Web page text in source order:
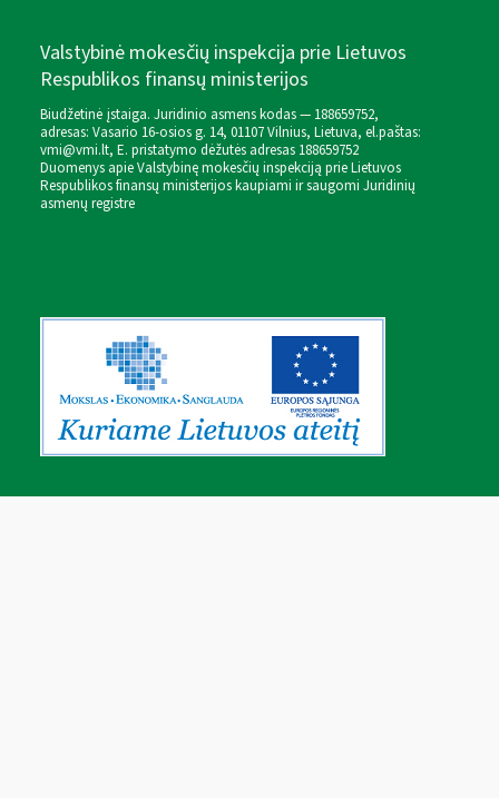
Valstybinė mokesčių inspekcija prie Lietuvos
Respublikos finansų ministerijos
Biudžetinė įstaiga. Juridinio asmens kodas — 188659752,
adresas: Vasario 16-osios g. 14, 01107 Vilnius, Lietuva, el.paštas:
vmi@vmi.lt, E. pristatymo dėžutės adresas 188659752
Duomenys apie Valstybinę mokesčių inspekciją prie Lietuvos
Respublikos finansų ministerijos kaupiami ir saugomi Juridinių
asmenų registre